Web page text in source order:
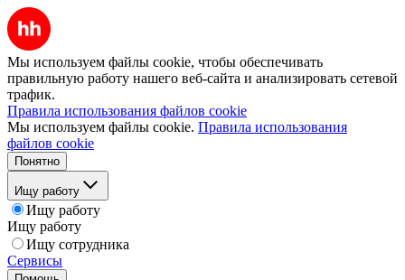
Мы используем файлы cookie, чтобы обеспечивать
правильную работу нашего веб-сайта и анализировать сетевой
трафик.
Правила использования файлов cookie
Мы используем файлы cookie. Правила использования
файлов cookie
Понятно
Ищу работу
Ищу работу
Ищу работу
Ищу сотрудника
Сервисы